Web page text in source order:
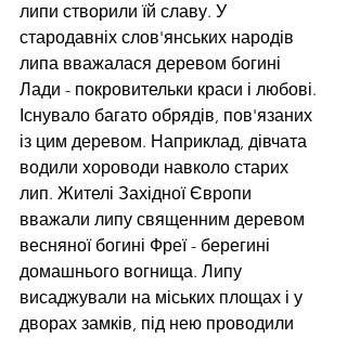
липи створили їй славу. У
стародавніх слов'янських народів
липа вважалася деревом богині
Лади - покровительки краси і любові.
Існувало багато обрядів, пов'язаних
із цим деревом. Наприклад, дівчата
водили хороводи навколо старих
лип. Жителі Західної Європи
вважали липу священним деревом
весняної богині Фреї - берегині
домашнього вогнища. Липу
висаджували на міських площах і у
дворах замків, під нею проводили